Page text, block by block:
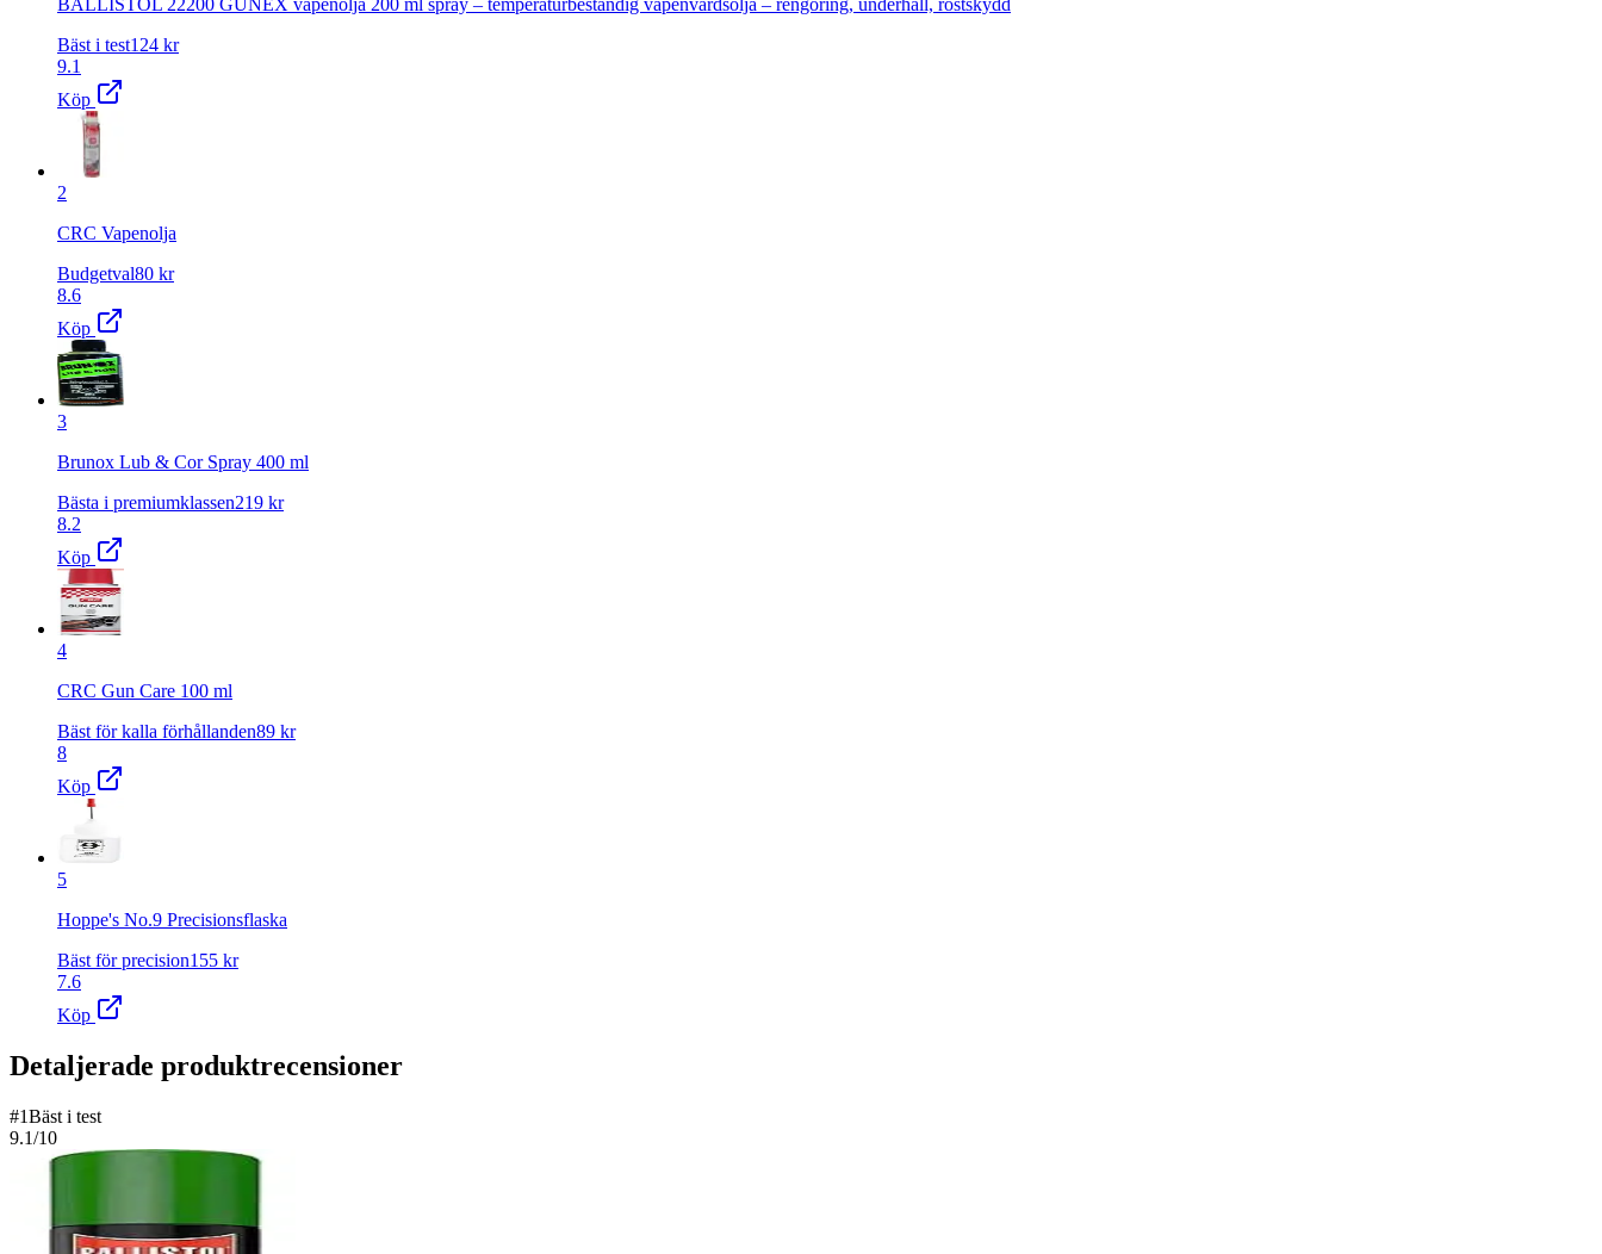
BALLISTOL 22200 GUNEX vapenolja 200 ml spray – temperaturbeständig vapenvårdsolja – rengöring, underhåll, rostskydd
Bäst i test124 kr
9.1
Köp
2
CRC Vapenolja
Budgetval80 kr
8.6
Köp
3
Brunox Lub & Cor Spray 400 ml
Bästa i premiumklassen219 kr
8.2
Köp
4
CRC Gun Care 100 ml
Bäst för kalla förhållanden89 kr
8
Köp
5
Hoppe's No.9 Precisionsflaska
Bäst för precision155 kr
7.6
Köp
Detaljerade produktrecensioner
#1Bäst i test
9.1/10